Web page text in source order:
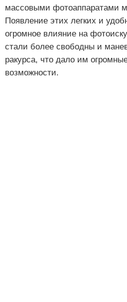
массовыми фотоаппаратами
Появление этих легких и
огромное влияние на
стали более свободны и
ракурса, что дало им
возможности.